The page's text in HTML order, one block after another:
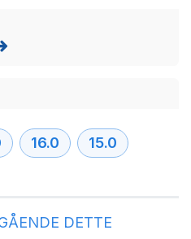
16.0 15.0
DETTE